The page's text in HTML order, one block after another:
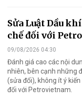
Sửa Luật Dầu
chế đối với
09/08/2026 04:30
Đánh giá cao các nội
nhiên, bên cạnh những
(sửa đổi), không ít ý
đối với Petrovietnam.